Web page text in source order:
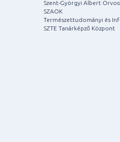
Szent-Györgyi Albert
SZAOK
Természettudományi és
SZTE Tanárképző Központ